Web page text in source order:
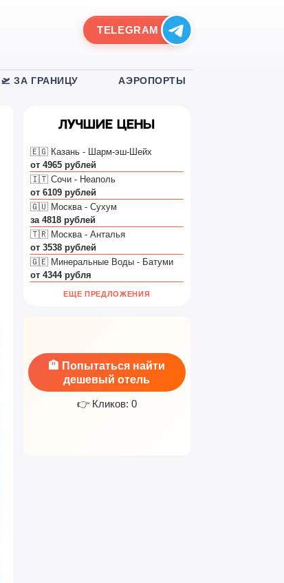
TELEGRAM
🛫 ЗА ГРАНИЦУ АЭРОПОРТЫ
Лучшие цены
🇪🇬 Казань - Шарм-эш-Шейх
от 4965 рублей
🇮🇹 Сочи - Неаполь
от 6109 рублей
🇬🇺 Москва - Сухум
за 4818 рублей
🇹🇷 Москва - Анталья
от 3538 рублей
🇬🇪 Минеральные Воды - Батуми
от 4344 рубля
ЕЩЕ ПРЕДЛОЖЕНИЯ
🏨 Попытаться найти
дешевый отель
👉 Кликов: 0